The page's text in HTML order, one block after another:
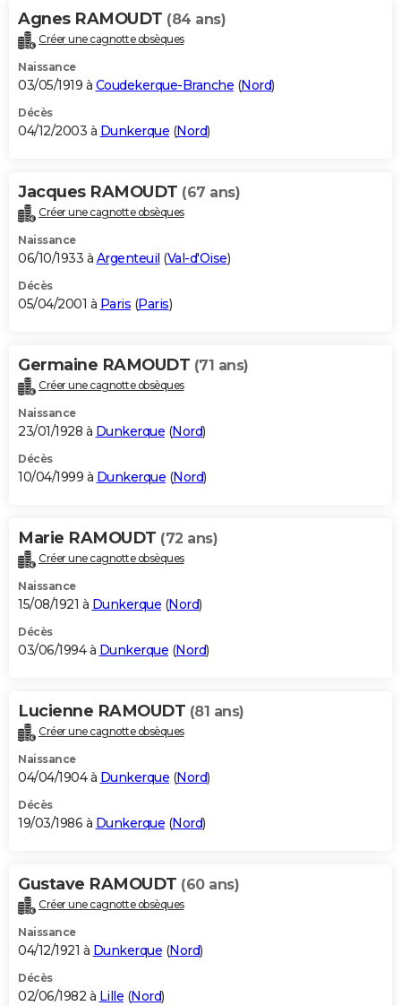
Agnes RAMOUDT (84 ans)
Créer une cagnotte obsèques
Naissance
03/05/1919 à Coudekerque-Branche (Nord)
Décès
04/12/2003 à Dunkerque (Nord)
Jacques RAMOUDT (67 ans)
Créer une cagnotte obsèques
Naissance
06/10/1933 à Argenteuil (Val-d'Oise)
Décès
05/04/2001 à Paris (Paris)
Germaine RAMOUDT (71 ans)
Créer une cagnotte obsèques
Naissance
23/01/1928 à Dunkerque (Nord)
Décès
10/04/1999 à Dunkerque (Nord)
Marie RAMOUDT (72 ans)
Créer une cagnotte obsèques
Naissance
15/08/1921 à Dunkerque (Nord)
Décès
03/06/1994 à Dunkerque (Nord)
Lucienne RAMOUDT (81 ans)
Créer une cagnotte obsèques
Naissance
04/04/1904 à Dunkerque (Nord)
Décès
19/03/1986 à Dunkerque (Nord)
Gustave RAMOUDT (60 ans)
Créer une cagnotte obsèques
Naissance
04/12/1921 à Dunkerque (Nord)
Décès
02/06/1982 à Lille (Nord)